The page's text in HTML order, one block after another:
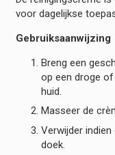
voor dagelijkse
Gebruiksaanwijzing
Breng een
op een droge
huid.
Masseer de
Verwijder
doek.